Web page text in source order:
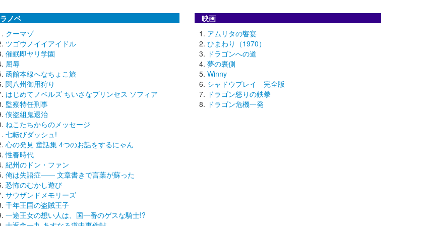
ラノベ
クーマゾ
ツゴウノイイアイドル
催眠即ヤリ学園
屈辱
函館本線へなちょこ旅
関八州御用狩り
はじめてノベルズ ちいさなプリンセス ソフィア
監察特任刑事
侠盗組鬼退治
ねこたちからのメッセージ
七転びダッシュ!
心の発見 童話集 4つのお話をするにゃん
性春時代
紀州のドン・ファン
俺は失語症―― 文章書きで言葉が蘇った
恐怖のむかし遊び
サウザンドメモリーズ
千年王国の盗賊王子
一途王女の想い人は、国一番のゲスな騎士!?
映画
アムリタの饗宴
ひまわり（1970）
ドラゴンへの道
夢の裏側
Winny
シャドウプレイ 完全版
ドラゴン怒りの鉄拳
ドラゴン危機一発